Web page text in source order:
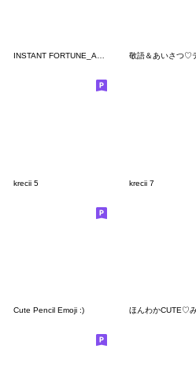
INSTANT FORTUNE_AUTUMN
krecii 5 krecii 7
Cute Pencil Emoji :)